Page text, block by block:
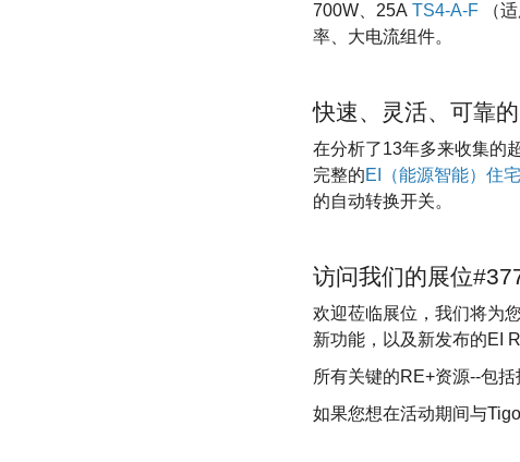
700W、25A TS4-A-F（适
率、大电流组件。
快速、灵活、可靠
在分析了13年多来收集的
完整的EI（能源智能）住
的自动转换开关。
访问我们的展位
欢迎莅临展位，我们将为
新功能，以及新发布的EI
所有关键的RE+资源--包
如果您想在活动期间与